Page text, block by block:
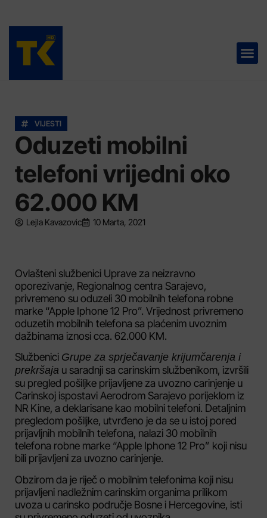
VIJESTI
Oduzeti mobilni
telefoni vrijedni oko
62.000 KM
Lejla Kavazovic 10 Marta, 2021
Ovlašteni službenici Uprave za neizravno
oporezivanje, Regionalnog centra Sarajevo,
privremeno su oduzeli 30 mobilnih telefona robne
marke “Apple Iphone 12 Pro”. Vrijednost privremeno
oduzetih mobilnih telefona sa plaćenim uvoznim
dažbinama iznosi cca. 62.000 KM.
Službenici Grupe za sprječavanje krijumčarenja i
prekršaja u saradnji sa carinskim službenikom, izvršili
su pregled pošiljke prijavljene za uvozno carinjenje u
Carinskoj ispostavi Aerodrom Sarajevo porijeklom iz
NR Kine, a deklarisane kao mobilni telefoni. Detaljnim
pregledom pošiljke, utvrđeno je da se u istoj pored
prijavljnih mobilnih telefona, nalazi 30 mobilnih
telefona robne marke “Apple Iphone 12 Pro” koji nisu
bili prijavljeni za uvozno carinjenje.
Obzirom da je riječ o mobilnim telefonima koji nisu
prijavljeni nadležnim carinskim organima prilikom
uvoza u carinsko područje Bosne i Hercegovine, isti